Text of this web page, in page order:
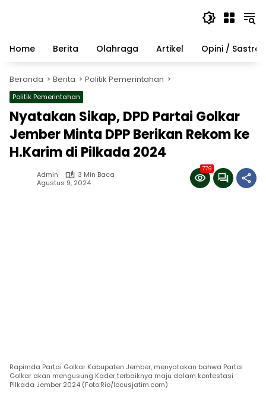
Home
Berita Olahraga Artikel Opini / Sastra
Beranda Berita Politik Pemerintahan
Politik Pemerintahan
Nyatakan Sikap, DPD Partai Golkar
Jember Minta DPP Berikan Rekom ke
H.Karim di Pilkada 2024
Admin
3 Min Baca
Agustus 9, 2024
779
Rapimda Partai Golkar Kabupaten Jember, menyatakan bahwa Partai
Golkar akan mengusung Kader terbaiknya maju dalam kontestasi
Pilkada Jember 2024 (Foto:Rio/locusjatim.com)